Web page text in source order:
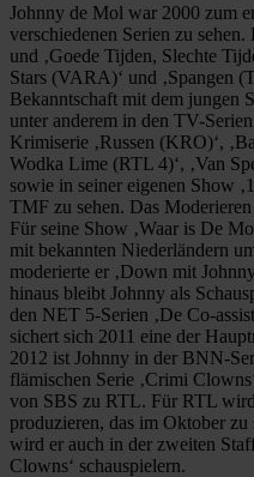
Johnny de Mol war 2000 zum
verschiedenen Serien zu
und ‚Goede Tijden, Slechte
Stars (VARA)‘ und ‚Spangen
Bekanntschaft mit dem jungen
unter anderem in den TV-
Krimiserie ‚Russen (KRO)‘,
Wodka Lime (RTL 4)‘, ‚Van
sowie in seiner eigenen Show
TMF zu sehen. Das
Für seine Show ‚Waar is De
mit bekannten Niederländern
moderierte er ‚Down mit
hinaus bleibt Johnny als
den NET 5-Serien ‚De Co-
sichert sich 2011 eine der
2012 ist Johnny in der BNN-
flämischen Serie ‚Crimi
von SBS zu RTL. Für RTL
produzieren, das im Oktober
wird er auch in der zweiten
Clowns‘ schauspielern.